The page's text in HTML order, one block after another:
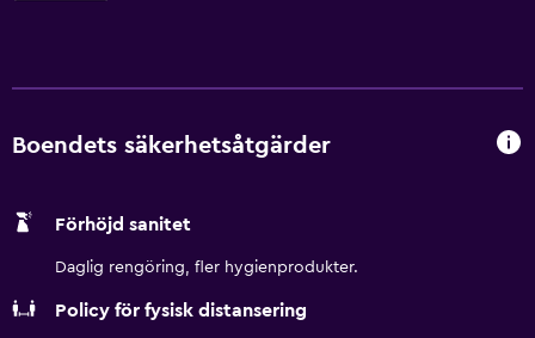
gratis wi-fi. Boendet tillhandahåller skrivbord och gratis
Städning sker dagligen. En inomhuspool och en
Boendets säkerhetsåtgärder
Förhöjd sanitet
Daglig rengöring, fler hygienprodukter.
Policy för fysisk distansering